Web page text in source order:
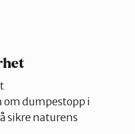
om dumpestopp i
sikre naturens